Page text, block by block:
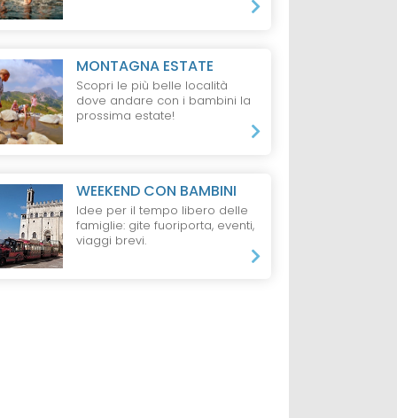
MONTAGNA ESTATE
Scopri le più belle località
dove andare con i bambini la
prossima estate!
WEEKEND CON BAMBINI
Idee per il tempo libero delle
famiglie: gite fuoriporta, eventi,
viaggi brevi.